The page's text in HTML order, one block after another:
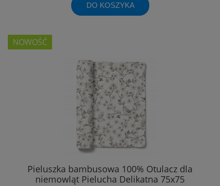
DO KOSZYKA
Pieluszka bambusowa 100% Otulacz dla
niemowląt Pielucha Delikatna 75x75
NOWOŚĆ